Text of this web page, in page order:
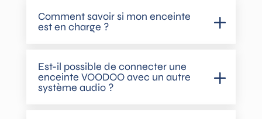
Comment savoir si mon enceinte
est en charge ?
Est-il possible de connecter une
enceinte VOODOO avec un autre
système audio ?